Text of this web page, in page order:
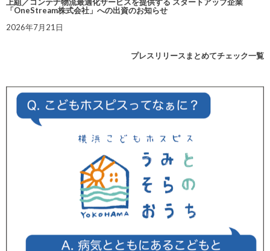
上組／コンテナ物流最適化サービスを提供する スタートアップ企業
「OneStream株式会社」への出資のお知らせ
2026年7月21日
プレスリリースまとめてチェック一覧